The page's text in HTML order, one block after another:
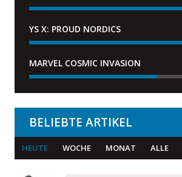
YS X: PROUD NORDICS
MARVEL COSMIC INVASION
BELIEBTE ARTIKEL
HEUTE WOCHE MONAT ALLE